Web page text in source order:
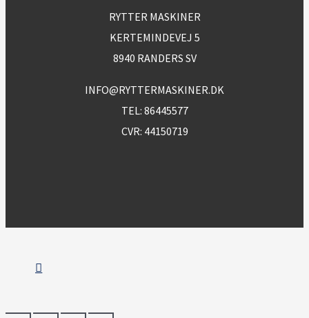
RYTTER MASKINER
KERTEMINDEVEJ 5
8940 RANDERS SV
INFO@RYTTERMASKINER.DK
TEL: 86445577
CVR: 44150719